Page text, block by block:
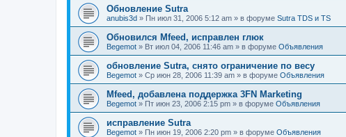
Обновление Sutra
anubis3d » Пн июл 31, 2006 5:12 am » в форуме Sutra TDS и TS
Обновился Mfeed, исправлен глюк
Begemot » Вт июл 04, 2006 11:46 am » в форуме Объявления
обновление Sutra, снято ограничение по весу
Begemot » Ср июн 28, 2006 11:39 am » в форуме Объявления
Mfeed, добавлена поддержка 3FN Marketing
Begemot » Пт июн 23, 2006 2:15 pm » в форуме Объявления
исправление Sutra
Begemot » Пн июн 19, 2006 2:20 pm » в форуме Объявления